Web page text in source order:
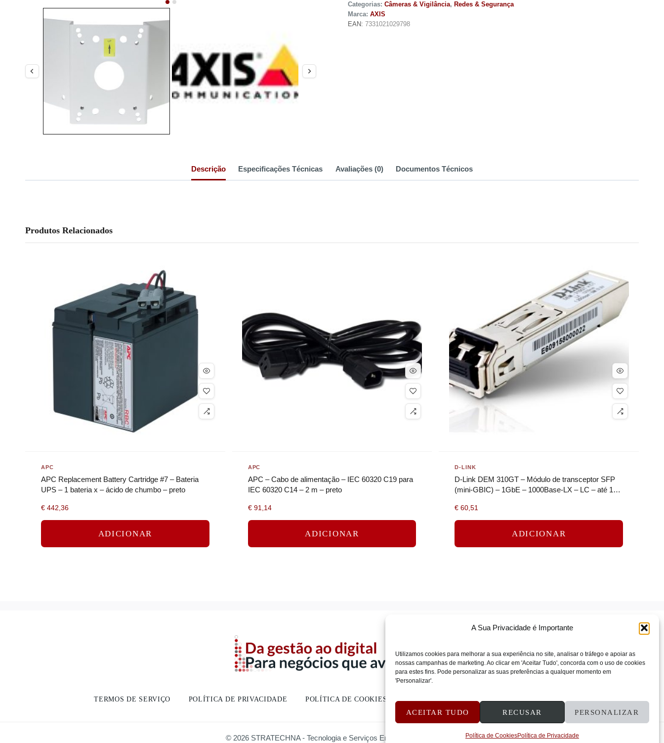
A Sua Privacidade é Importante
Utilizamos cookies para melhorar a sua experiência no site, analisar o tráfego e apoiar as
nossas campanhas de marketing. Ao clicar em 'Aceitar Tudo', concorda com o uso de cookies
para estes fins. Pode personalizar as suas preferências a qualquer momento em
'Personalizar'.
ACEITAR TUDO RECUSAR PERSONALIZAR
Política de CookiesPolítica de Privacidade
Categorias: Câmeras & Vigilância, Redes & Segurança
Marca: AXIS
EAN: 7331021029798
Descrição Especificações Técnicas Avaliações (0) Documentos Técnicos
Produtos Relacionados
APC
APC Replacement Battery Cartridge #7 – Bateria
UPS – 1 bateria x – ácido de chumbo – preto
€ 442,36
ADICIONAR
APC
APC – Cabo de alimentação – IEC 60320 C19 para
IEC 60320 C14 – 2 m – preto
€91,14
ADICIONAR
D-LINK
D-Link DEM 310GT – Módulo de transceptor SFP
(mini-GBIC) – 1GbE – 1000Base-LX – LC – até 10
€ 60,51
ADICIONAR
TERMOS DE SERVIÇO POLÍTICA DE PRIVACIDADE POLÍTICA DE COOKIES
© 2026 STRATECHNA - Tecnologia e Serviços Empresariais, Lda